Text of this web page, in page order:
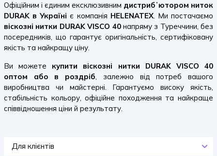
Офіційним і єдиним ексклюзивним дистрибʼютором ниток
DURAK в Україні є компанія HELENATEX. Ми постачаємо
віскозні нитки DURAK VISCO 40напряму з Туреччини, без
посередників, що гарантує оригінальність, сертифіковану
якість та найкращу ціну.
Ви можете купити віскозні нитки DURAK VISCO 40
оптом або в роздріб, залежно від потреб вашого
виробництва чи майстерні. Гарантуємо високу якість,
стабільність кольору, офіційне походження та найкраще
співвідношення ціни й результату.
Для клієнтів